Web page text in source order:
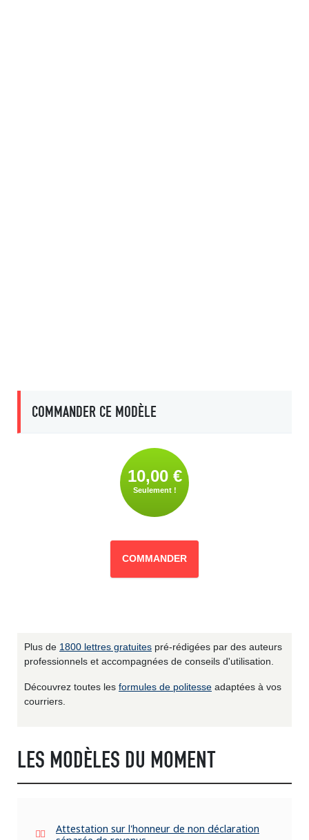
COMMANDER CE MODÈLE
10,00 €
Seulement !
COMMANDER
Plus de 1800 lettres gratuites pré-rédigées par des auteurs
professionnels et accompagnées de conseils d'utilisation.
Découvrez toutes les formules de politesse adaptées à vos
courriers.
LES MODÈLES DU MOMENT
Attestation sur l'honneur de non déclaration